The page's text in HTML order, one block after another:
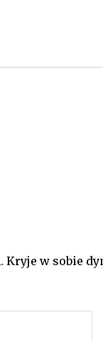
w sobie